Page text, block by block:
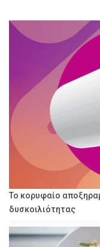
Το κορυφαίο
δυσκοιλιότητας